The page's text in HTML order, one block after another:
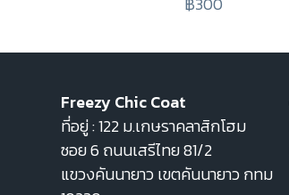
Freezy Chic Coat
ที่อยู่ : 122 ม.เกษราคลาสิกโฮม
ซอย 6 ถนนเสรีไทย 81/2
แขวงคันนายาว เขตคันนายาว กทม